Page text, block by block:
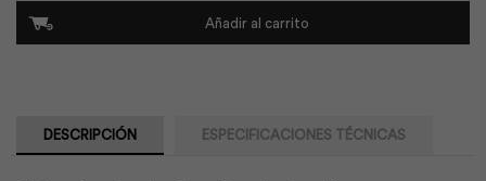
Ocre
cantidad
Añadir al carrito
DESCRIPCIÓN ESPECIFICACIONES TÉCNICAS